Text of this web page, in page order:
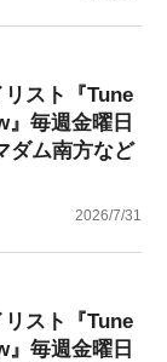
スト『Tune
毎週金曜日
ダム南方など
2026/7/31
スト『Tune
毎週金曜日